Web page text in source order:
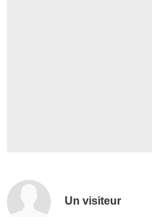
Un visiteur